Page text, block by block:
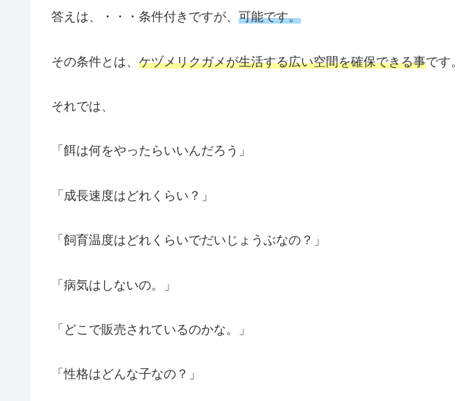
答えは、・・・条件付きですが、 可能です。
その条件とは、 ケヅメリクガメが生活する広い空間を確保できる事です。
それでは、
「餌は何をやったらいいんだろう」
「成長速度はどれくらい？」
「飼育温度はどれくらいでだいじょうぶなの？」
「病気はしないの。」
「どこで販売されているのかな。」
「性格はどんな子なの？」